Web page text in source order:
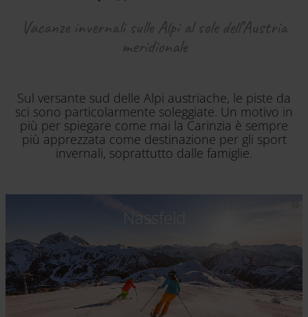
Vacanze invernali sulle Alpi al sole dell’Austria
meridionale
Sul versante sud delle Alpi austriache, le piste da
sci sono particolarmente soleggiate. Un motivo in
più per spiegare come mai la Carinzia è sempre
più apprezzata come destinazione per gli sport
invernali, soprattutto dalle famiglie.
Nassfeld